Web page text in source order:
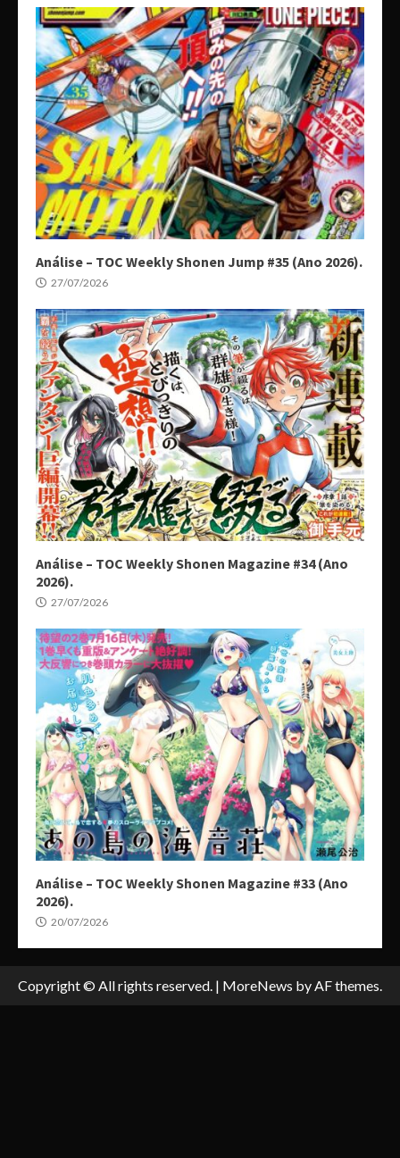
Análise – TOC Weekly Shonen Jump #35 (Ano 2026).
27/07/2026
Análise – TOC Weekly Shonen Magazine #34 (Ano
2026).
27/07/2026
Análise – TOC Weekly Shonen Magazine #33 (Ano
2026).
20/07/2026
Copyright © All rights reserved. | MoreNews by AF themes.